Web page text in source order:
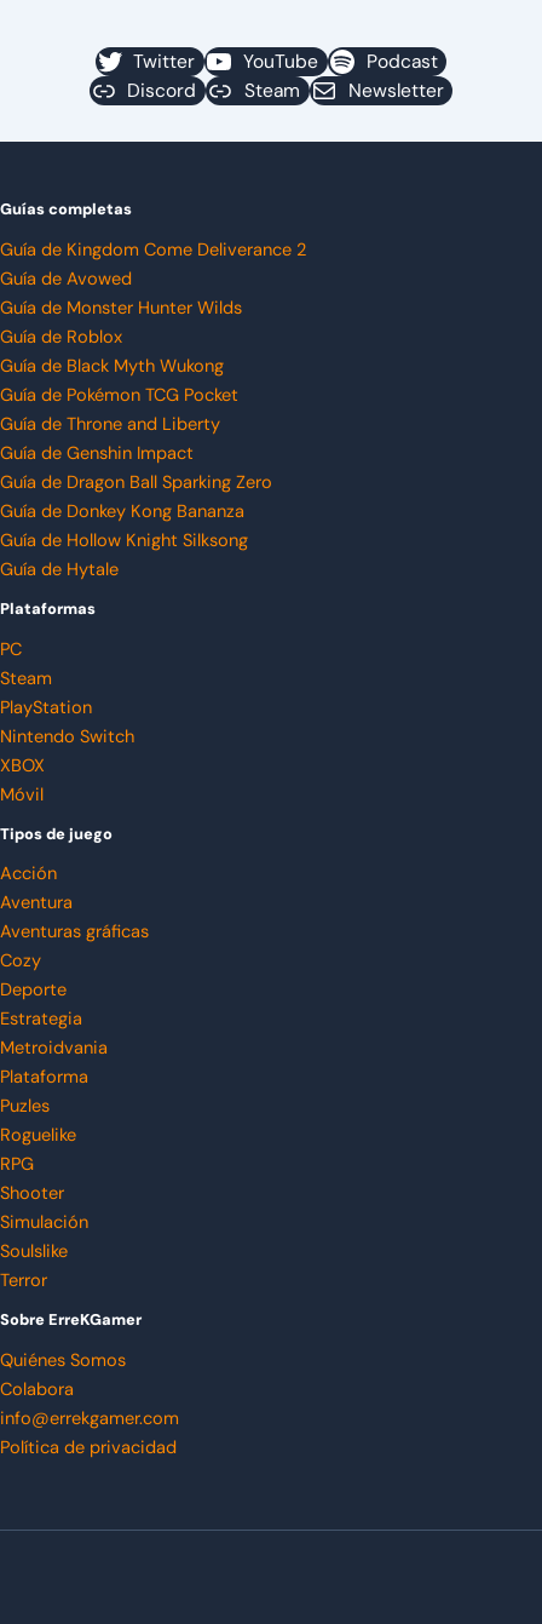
Twitter YouTube
Podcast
Discord
Steam Newsletter
Guías completas
Guía de Kingdom Come Deliverance 2
Guía de Avowed
Guía de Monster Hunter Wilds
Guía de Roblox
Guía de Black Myth Wukong
Guía de Pokémon TCG Pocket
Guía de Throne and Liberty
Guía de Genshin Impact
Guía de Dragon Ball Sparking Zero
Guía de Donkey Kong Bananza
Guía de Hollow Knight Silksong
Guía de Hytale
Plataformas
PC
Steam
PlayStation
Nintendo Switch
XBOX
Móvil
Tipos de juego
Acción
Aventura
Aventuras gráficas
Cozy
Deporte
Estrategia
Metroidvania
Plataforma
Puzles
Roguelike
RPG
Shooter
Simulación
Soulslike
Terror
Sobre ErreKGamer
Quiénes Somos
Colabora
info@errekgamer.com
Política de privacidad